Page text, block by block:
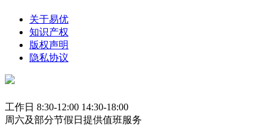
关于易优
知识产权
版权声明
隐私协议
工作日 8:30-12:00 14:30-18:00
周六及部分节假日提供值班服务